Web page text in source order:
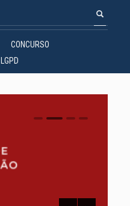
CONCURSO
LGPD
0 1 2